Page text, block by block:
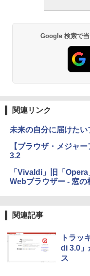
書
￥
シ
る
テ
売)
レ
整
Google 検索で
関連リンク
未来の自分に届けた
【ブラウザ・メジャ
3.2
「Vivaldi」旧「
Webブラウザー - 窓の
関連記事
トラッ
di 3.0
ス